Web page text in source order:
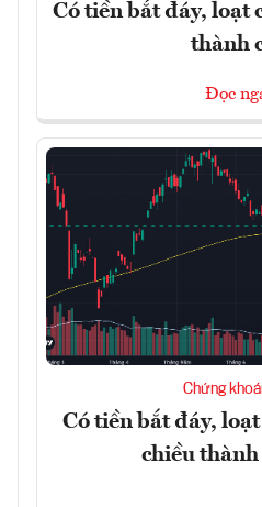
Có tiền bắt đáy, loạt
thành
Đọc
Chứng
Có tiền bắt đáy,
chiều thành